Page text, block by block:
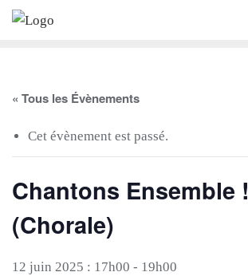
Skip
« Tous les Évènements
Cet évènement est passé.
Chantons Ensemble !
(Chorale)
12 juin 2025 : 17h00 - 19h00